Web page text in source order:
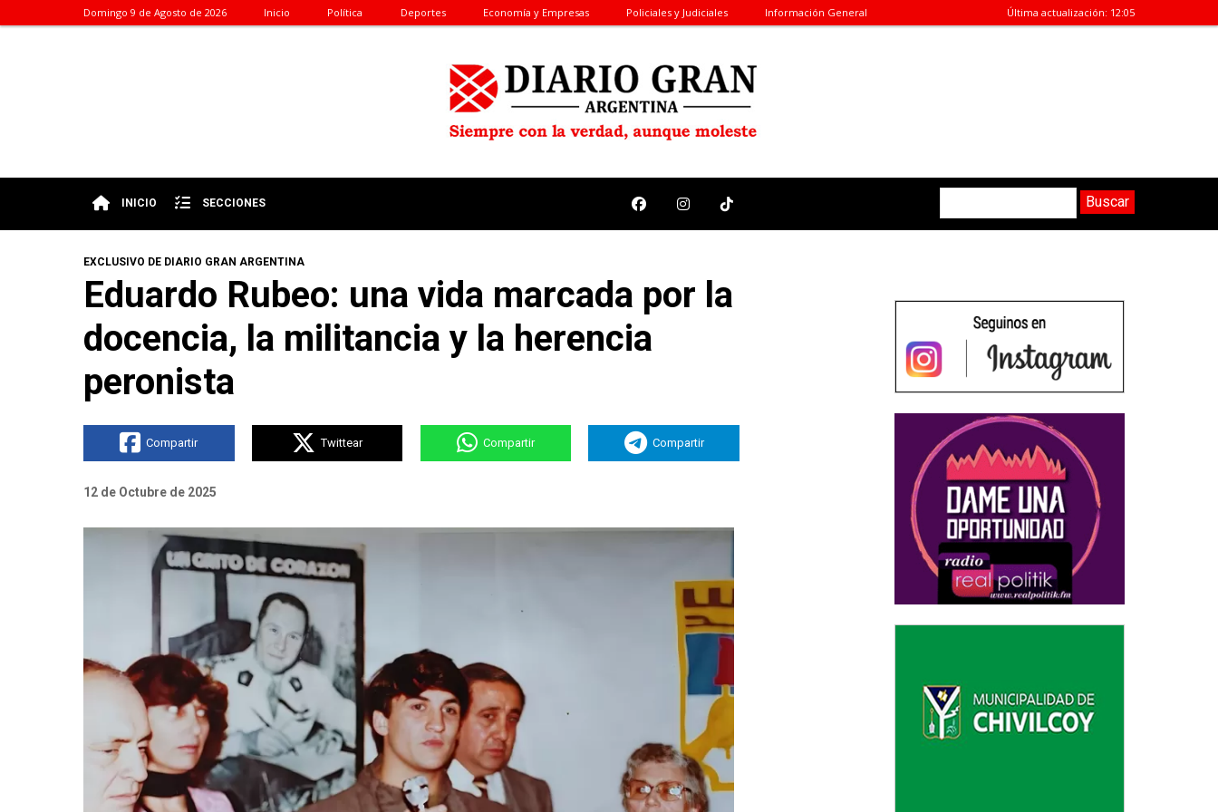
Domingo 9 de Agosto de 2026 Inicio Política Deportes Economía y Empresas Policiales y Judiciales Información General Última actualización: 12:05
INICIO SECCIONES Buscar
EXCLUSIVO DE DIARIO GRAN ARGENTINA
Eduardo Rubeo: una vida marcada por la
docencia, la militancia y la herencia
peronista
Compartir Twittear Compartir Compartir
12 de Octubre de 2025